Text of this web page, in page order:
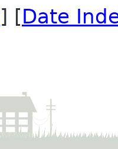
] [Date